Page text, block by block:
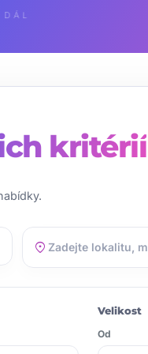
kritérií
location_on
Velikost
Od